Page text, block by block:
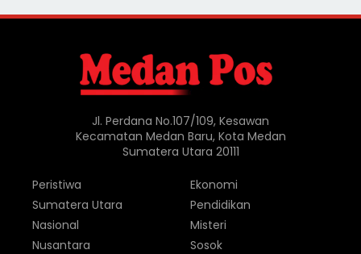
Jl. Perdana No.107/109, Kesawan
Kecamatan Medan Baru, Kota Medan
Sumatera Utara 20111
Peristiwa
Sumatera Utara
Nasional
Nusantara
Ekonomi
Pendidikan
Misteri
Sosok